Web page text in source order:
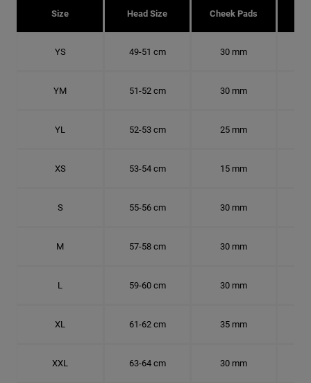
Size Head Size Cheek Pads
YS 49-51 cm 30 mm
YM 51-52 cm 30 mm
YL 52-53 cm 25 mm
XS 53-54 cm 15 mm
S 55-56 cm 30 mm
M 57-58 cm 30 mm
L 59-60 cm 30 mm
XL 61-62 cm 35 mm
XXL 63-64 cm 30 mm